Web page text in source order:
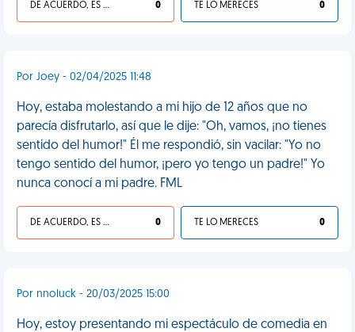
DE ACUERDO, ES UNA VIDA HP 0 TE LO MERECES 0
Por Joey - 02/04/2025 11:48
Hoy, estaba molestando a mi hijo de 12 años que no
parecía disfrutarlo, así que le dije: "Oh, vamos, ¡no tienes
sentido del humor!" Él me respondió, sin vacilar: "Yo no
tengo sentido del humor, ¡pero yo tengo un padre!" Yo
nunca conocí a mi padre. FML
DE ACUERDO, ES UNA VIDA HP 0 TE LO MERECES 0
Por nnoluck - 20/03/2025 15:00
Hoy, estoy presentando mi espectáculo de comedia en